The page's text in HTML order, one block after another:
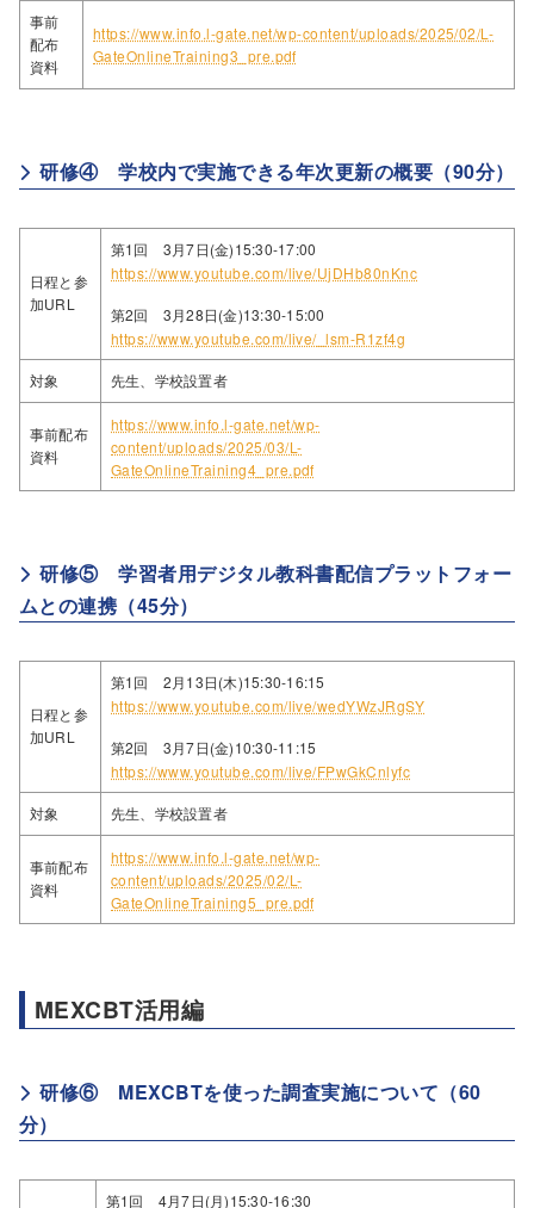
事前
配布
資料
https://www.info.l-gate.net/wp-content/uploads/2025/02/L-
GateOnlineTraining3_pre.pdf
研修④ 学校内で実施できる年次更新の概要（90分）
日程と参
加URL
第1回 3月7日(金)15:30-17:00
https://www.youtube.com/live/UjDHb80nKnc
第2回 3月28日(金)13:30-15:00
https://www.youtube.com/live/_lsm-R1zf4g
対象 先生、学校設置者
事前配布
資料
https://www.info.l-gate.net/wp-
content/uploads/2025/03/L-
GateOnlineTraining4_pre.pdf
研修⑤ 学習者用デジタル教科書配信プラットフォー
ムとの連携（45分）
日程と参
加URL
第1回 2月13日(木)15:30-16:15
https://www.youtube.com/live/wedYWzJRgSY
第2回 3月7日(金)10:30-11:15
https://www.youtube.com/live/FPwGkCnlyfc
対象 先生、学校設置者
事前配布
資料
https://www.info.l-gate.net/wp-
content/uploads/2025/02/L-
GateOnlineTraining5_pre.pdf
MEXCBT活用編
研修⑥ MEXCBTを使った調査実施について（60
分）
第1回 4月7日(月)15:30-16:30